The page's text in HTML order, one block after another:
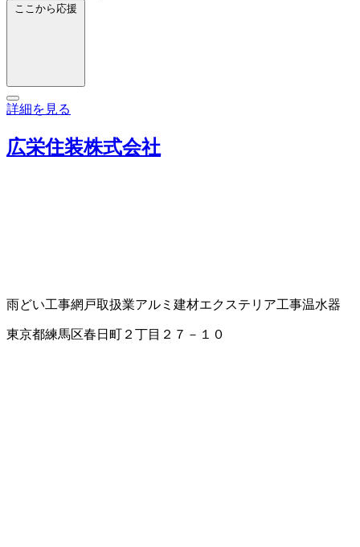
ここから応援
詳細を見る
広栄住装株式会社
雨どい工事網戸取扱業アルミ建材エクステリア工事温水器
東京都練馬区春日町２丁目２７－１０